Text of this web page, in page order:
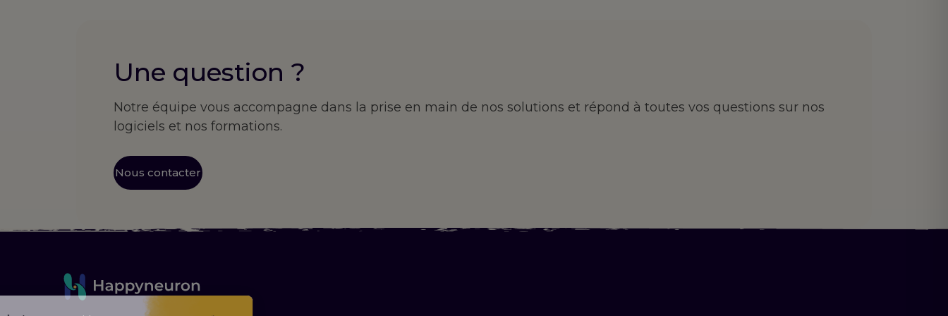
Une question ?
Notre équipe vous accompagne dans la prise en main de nos solutions et répond à toutes vos questions sur nos
logiciels et nos formations.
Nous contacter